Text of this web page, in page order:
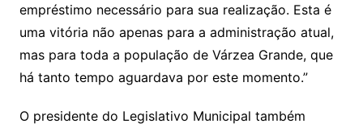
empréstimo necessário para sua realização. Esta é
uma vitória não apenas para a administração atual,
mas para toda a população de Várzea Grande, que
há tanto tempo aguardava por este momento.”
O presidente do Legislativo Municipal também